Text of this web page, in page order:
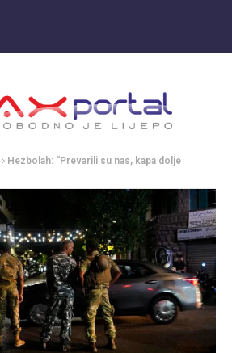
Hezbolah: “Prevarili su nas, kapa dolje